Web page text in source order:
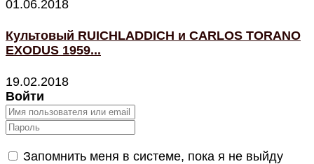
01.06.2018
Культовый RUICHLADDICH и CARLOS TORANO
EXODUS 1959...
19.02.2018
Войти
Запомнить меня в системе, пока я не выйду